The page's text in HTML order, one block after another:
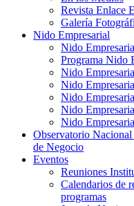
Revista Enlace
Galería
Nido Empresarial
Nido
Programa Nido
Nido
Nido
Nido
Nido
Nido
Observatorio
de Negocio
Eventos
Reuniones
Calendarios de
programas